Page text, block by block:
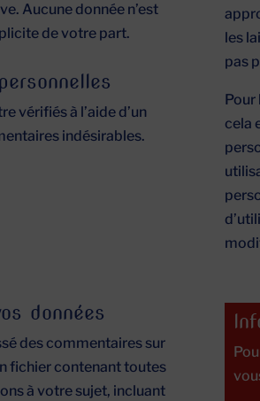
Aucune donnée n’est
de votre part.
vérifiés à l’aide d’un
indésirables.
les
pas
cela
données
des commentaires sur
fichier contenant toutes
à votre sujet, incluant